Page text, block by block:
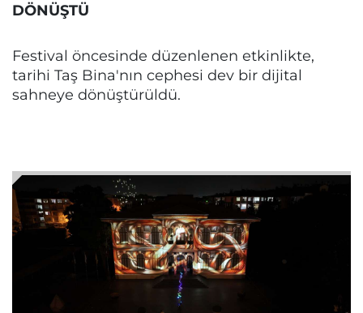
DÖNÜŞTÜ
Festival öncesinde düzenlenen etkinlikte,
tarihi Taş Bina'nın cephesi dev bir dijital
sahneye dönüştürüldü.